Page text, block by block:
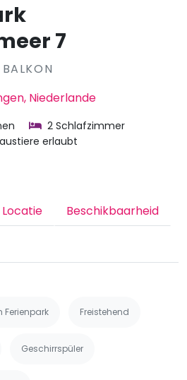
7
Niederlande
2 Schlafzimmer
erlaubt
Locatie Beschikbaarheid
Ferienpark Freistehend
Geschirrspüler